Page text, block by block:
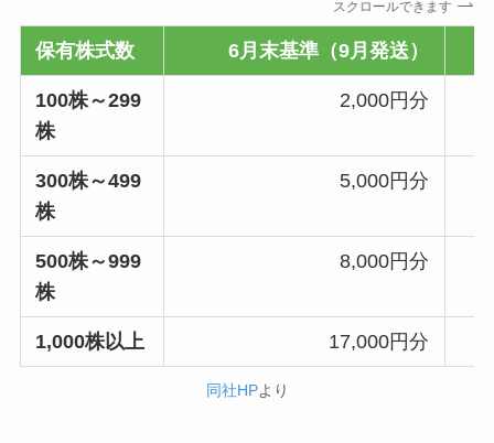
スクロールできます
保有株式数 6月末基準（9月発送）
100株～299
株
2,000円分
300株～499
株
5,000円分
500株～999
株
8,000円分
1,000株以上 17,000円分
同社HPより